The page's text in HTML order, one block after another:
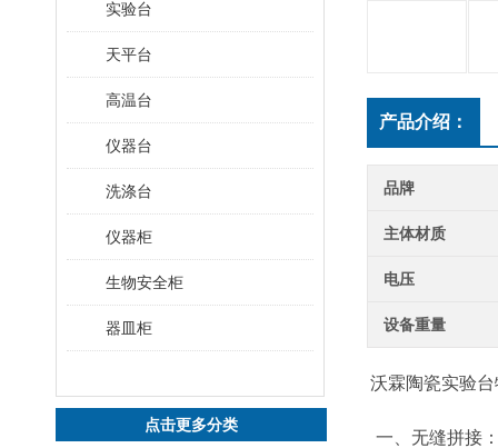
实验台
天平台
高温台
仪器台
洗涤台
仪器柜
生物安全柜
器皿柜
点击更多分类
产品介绍：
品牌
主体材质
电压
设备重量
沃霖陶瓷实验
一、无缝拼接